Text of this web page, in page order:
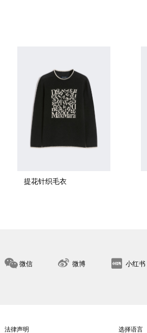
提花针织毛衣
微信 微博 小红书
法律声明 选择语言